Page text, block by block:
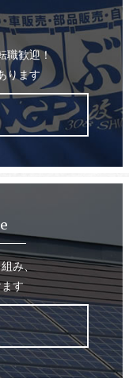
職歓迎！
ります
み、
す